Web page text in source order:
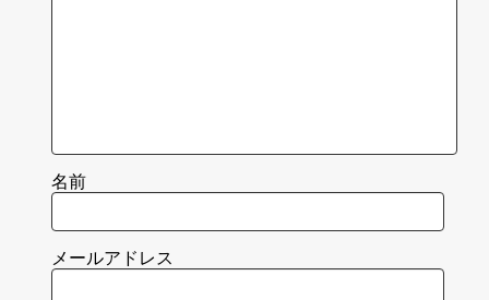
名前
メールアドレス